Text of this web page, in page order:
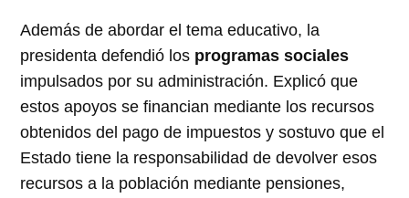
Además de abordar el tema educativo, la
presidenta defendió los programas sociales
impulsados por su administración. Explicó que
estos apoyos se financian mediante los recursos
obtenidos del pago de impuestos y sostuvo que el
Estado tiene la responsabilidad de devolver esos
recursos a la población mediante pensiones,